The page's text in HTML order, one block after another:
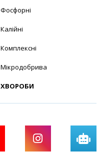
Фосфорні
Калійні
Комплексні
Мікродобрива
ХВОРОБИ